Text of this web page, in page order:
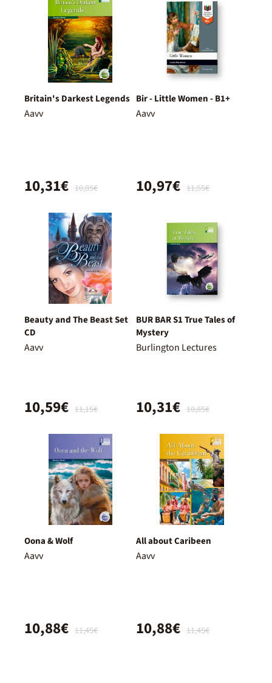
Britain's Darkest Legends
Aavv
10,85€
10,31€
Bir - Little Women - B1+
Aavv
11,55€
10,97€
Beauty and The Beast Set
CD
Aavv
11,15€
10,59€
BUR BAR S1 True Tales of
Mystery
Burlington Lectures
10,85€
10,31€
Oona & Wolf
Aavv
11,45€
10,88€
All about Caribeen
Aavv
11,45€
10,88€